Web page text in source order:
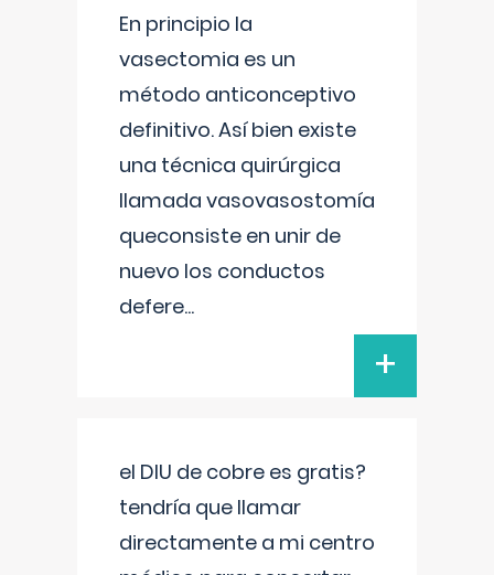
En principio la
vasectomia es un
método anticonceptivo
definitivo. Así bien existe
una técnica quirúrgica
llamada vasovasostomía
queconsiste en unir de
nuevo los conductos
defere...
+
el DIU de cobre es gratis?
tendría que llamar
directamente a mi centro